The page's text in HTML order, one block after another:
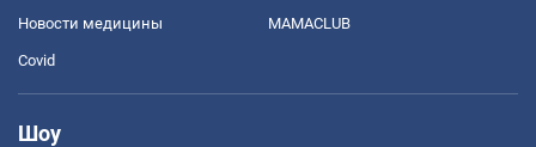
Новости медицины MAMACLUB
Covid
Шоу